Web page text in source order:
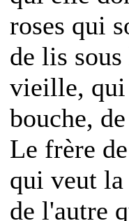
roses qui
de lis
vieille, qui
bouche,
Le frère
qui veut la
de l'autre